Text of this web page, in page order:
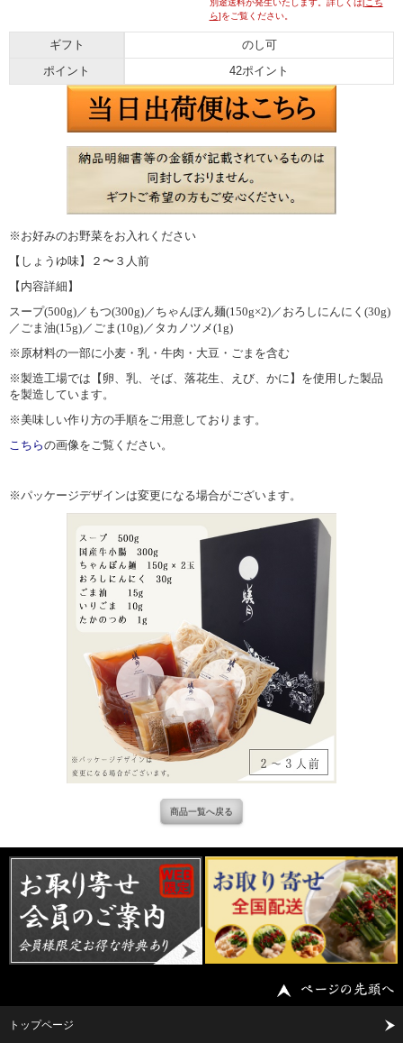
別途送料が発生いたします。詳しくは[こち
ら]をご覧ください。
ギフト のし可
ポイント 42ポイント
※お好みのお野菜をお入れください
【しょうゆ味】２〜３人前
【内容詳細】
スープ(500g)／もつ(300g)／ちゃんぽん麺(150g×2)／おろしにんにく(30g)
／ごま油(15g)／ごま(10g)／タカノツメ(1g)
※原材料の一部に小麦・乳・牛肉・大豆・ごまを含む
※製造工場では【卵、乳、そば、落花生、えび、かに】を使用した製品
を製造しています。
※美味しい作り方の手順をご用意しております。
こちらの画像をご覧ください。
※パッケージデザインは変更になる場合がございます。
商品一覧へ戻る
トップページ